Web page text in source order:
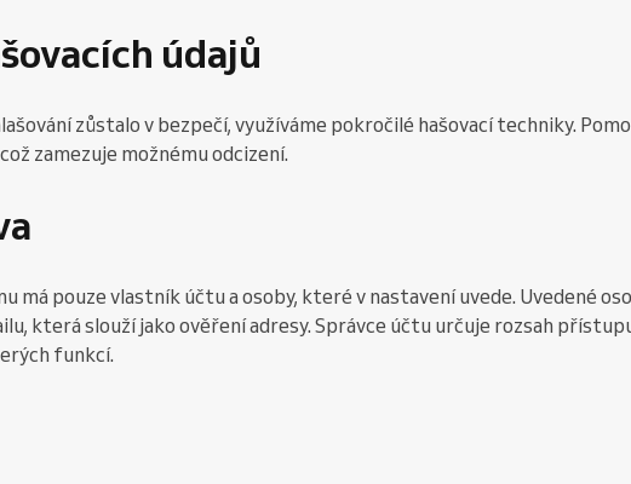
údajů
zůstalo v bezpečí, využíváme pokročilé hašovací techniky.
zamezuje možnému odcizení.
má pouze vlastník účtu a osoby, které v nastavení uvede. Uvedené
která slouží jako ověření adresy. Správce účtu určuje rozsah
funkcí.